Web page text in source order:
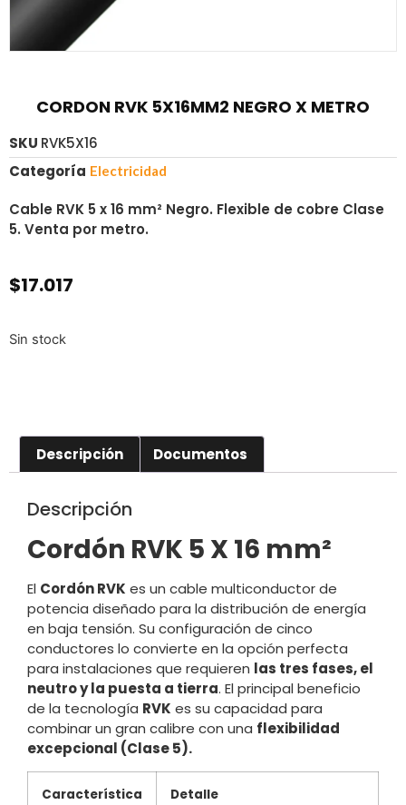
CORDON RVK 5X16MM2 NEGRO X METRO
SKU RVK5X16
Categoría Electricidad
Cable RVK 5 x 16 mm² Negro. Flexible de cobre Clase
5. Venta por metro.
$17.017
Sin stock
Descripción Documentos
Descripción
Cordón RVK 5 X 16 mm²
El Cordón RVK es un cable multiconductor de
potencia diseñado para la distribución de energía
en baja tensión. Su configuración de cinco
conductores lo convierte en la opción perfecta
para instalaciones que requieren las tres fases, el
neutro y la puesta a tierra. El principal beneficio
de la tecnología RVK es su capacidad para
combinar un gran calibre con una flexibilidad
excepcional (Clase 5).
Característica Detalle